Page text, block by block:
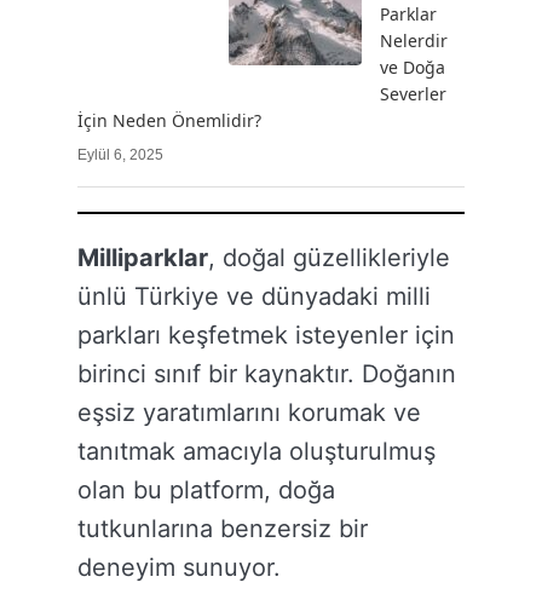
Parklar
Nelerdir
ve Doğa
Severler
İçin Neden Önemlidir?
Eylül 6, 2025
Milliparklar, doğal güzellikleriyle
ünlü Türkiye ve dünyadaki milli
parkları keşfetmek isteyenler için
birinci sınıf bir kaynaktır. Doğanın
eşsiz yaratımlarını korumak ve
tanıtmak amacıyla oluşturulmuş
olan bu platform, doğa
tutkunlarına benzersiz bir
deneyim sunuyor.